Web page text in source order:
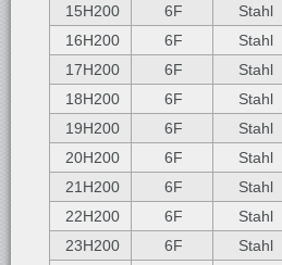
15H200
6F Stahl
16H200
6F Stahl
17H200
6F Stahl
18H200
6F Stahl
19H200
6F Stahl
20H200
6F Stahl
21H200
6F Stahl
22H200
6F Stahl
23H200
6F Stahl